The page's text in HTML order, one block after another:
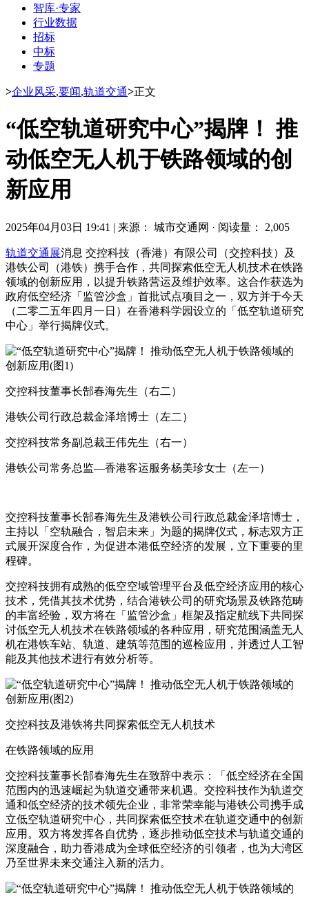
智库·专家
行业数据
招标
中标
专题
>企业风采,要闻,轨道交通>正文
“低空轨道研究中心”揭牌！ 推
动低空无人机于铁路领域的创
新应用
2025年04月03日 19:41 | 来源： 城市交通网 · 阅读量： 2,005
轨道交通展消息 交控科技（香港）有限公司（交控科技）及
港铁公司（港铁）携手合作，共同探索低空无人机技术在铁路
领域的创新应用，以提升铁路营运及维护效率。这合作获选为
政府低空经济「监管沙盒」首批试点项目之一，双方并于今天
（二零二五年四月一日）在香港科学园设立的「低空轨道研究
中心」举行揭牌仪式。
交控科技董事长郜春海先生（右二）
港铁公司行政总裁金泽培博士（左二）
交控科技常务副总裁王伟先生（右一）
港铁公司常务总监—香港客运服务杨美珍女士（左一）
交控科技董事长郜春海先生及港铁公司行政总裁金泽培博士，
主持以「空轨融合，智启未来」为题的揭牌仪式，标志双方正
式展开深度合作，为促进本港低空经济的发展，立下重要的里
程碑。
交控科技拥有成熟的低空空域管理平台及低空经济应用的核心
技术，凭借其技术优势，结合港铁公司的研究场景及铁路范畴
的丰富经验，双方将在「监管沙盒」框架及指定航线下共同探
讨低空无人机技术在铁路领域的各种应用，研究范围涵盖无人
机在港铁车站、轨道、建筑等范围的巡检应用，并透过人工智
能及其他技术进行有效分析等。
交控科技及港铁将共同探索低空无人机技术
在铁路领域的应用
交控科技董事长郜春海先生在致辞中表示：「低空经济在全国
范围内的迅速崛起为轨道交通带来机遇。交控科技作为轨道交
通和低空经济的技术领先企业，非常荣幸能与港铁公司携手成
立低空轨道研究中心，共同探索低空技术在轨道交通中的创新
应用。双方将发挥各自优势，逐步推动低空技术与轨道交通的
深度融合，助力香港成为全球低空经济的引领者，也为大湾区
乃至世界未来交通注入新的活力。